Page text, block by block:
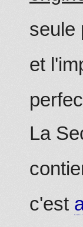
seule
et
La
c'est